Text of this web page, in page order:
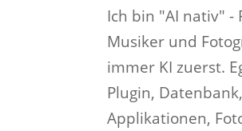
Ich bin "AI nativ" -
Musiker und
immer KI zuerst.
Plugin,
Applikationen,